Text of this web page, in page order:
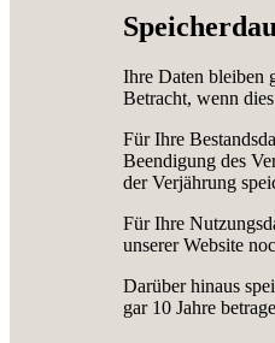
Ihre Daten bleiben
Betracht, wenn
Für Ihre
Beendigung des
der Verjährung
Für Ihre
unserer Website
Darüber hinaus
gar 10 Jahre